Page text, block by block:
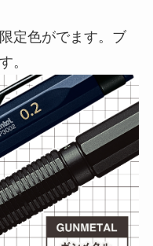
定色がでます。ブ
。